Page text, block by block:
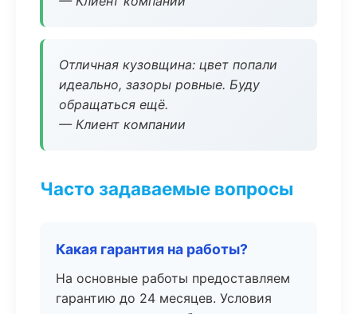
Отличная кузовщина: цвет попали
идеально, зазоры ровные. Буду
обращаться ещё.
— Клиент компании
Часто задаваемые вопросы
Какая гарантия на работы?
На основные работы предоставляем
гарантию до 24 месяцев. Условия